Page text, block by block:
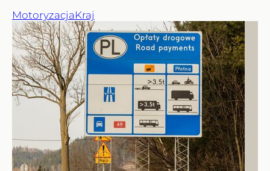
MotoryzacjaKraj